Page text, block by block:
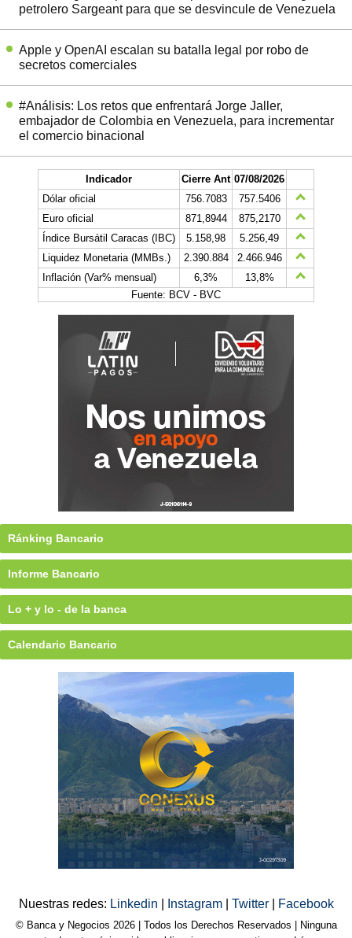
petrolero Sargeant para que se desvincule de Venezuela
Apple y OpenAI escalan su batalla legal por robo de
secretos comerciales
#Análisis: Los retos que enfrentará Jorge Jaller,
embajador de Colombia en Venezuela, para incrementar
el comercio binacional
Indicador Cierre Ant 07/08/2026
Dólar oficial
756.7083
757.5406
Euro oficial
871,8944
875,2170
Índice Bursátil Caracas (IBC)
5.158,98
5.256,49
Liquidez Monetaria (MMBs.)
2.390.884
2.466.946
Inflación (Var% mensual)
6,3%
13,8%
Fuente: BCV - BVC
Ránking Bancario
Informe Bancario
Lo + y lo - de la banca
Calendario Bancario
Nuestras redes: Linkedin Instagram Twitter Facebook
© Banca y Negocios 2026 | Todos los Derechos Reservados | Ninguna